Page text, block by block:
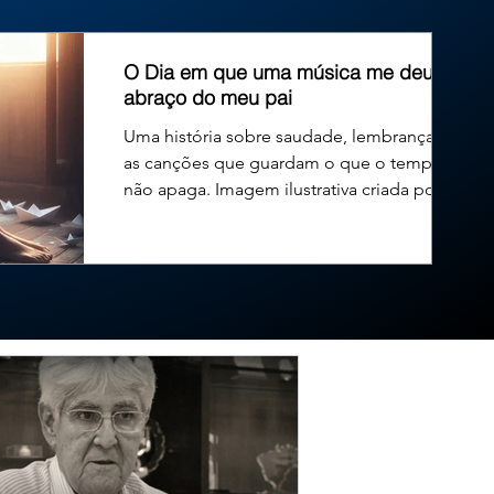
O Dia em que uma música me deu um
abraço do meu pai
Uma história sobre saudade, lembranças e
as canções que guardam o que o tempo
não apaga. Imagem ilustrativa criada por